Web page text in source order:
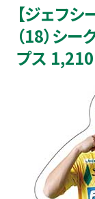
【ジェフシ
（18）シ
プス